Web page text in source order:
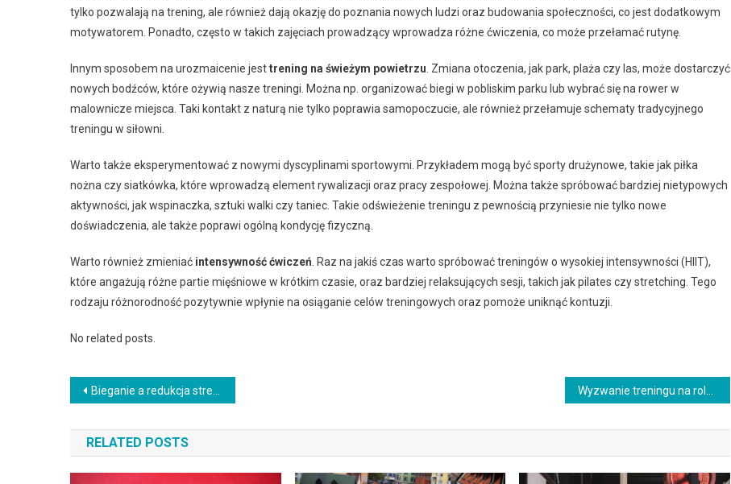
tylko pozwalają na trening, ale również dają okazję do poznania nowych ludzi oraz budowania społeczności, co jest dodatkowym
motywatorem. Ponadto, często w takich zajęciach prowadzący wprowadza różne ćwiczenia, co może przełamać rutynę.
Innym sposobem na urozmaicenie jesttrening na świeżym powietrzu . Zmiana otoczenia, jak park, plaża czy las, może dostarczyć
nowych bodźców, które ożywią nasze treningi. Można np. organizować biegi w pobliskim parku lub wybrać się na rower w
malownicze miejsca. Taki kontakt z naturą nie tylko poprawia samopoczucie, ale również przełamuje schematy tradycyjnego
treningu w siłowni.
Warto także eksperymentować z nowymi dyscyplinami sportowymi. Przykładem mogą być sporty drużynowe, takie jak piłka
nożna czy siatkówka, które wprowadzą element rywalizacji oraz pracy zespołowej. Można także spróbować bardziej nietypowych
aktywności, jak wspinaczka, sztuki walki czy taniec. Takie odświeżenie treningu z pewnością przyniesie nie tylko nowe
doświadczenia, ale także poprawi ogólną kondycję fizyczną.
Warto również zmieniać intensywność ćwiczeń . Raz na jakiś czas warto spróbować treningów o wysokiej intensywności (HIIT),
które angażują różne partie mięśniowe w krótkim czasie, oraz bardziej relaksujących sesji, takich jak pilates czy stretching. Tego
rodzaju różnorodność pozytywnie wpłynie na osiąganie celów treningowych oraz pomoże uniknąć kontuzji.
No related posts.
Nawigacja
wpisu
Bieganie a redukcja stresu: Jak wpływać na równowagę emocjonalną i relaks
RELATED POSTS